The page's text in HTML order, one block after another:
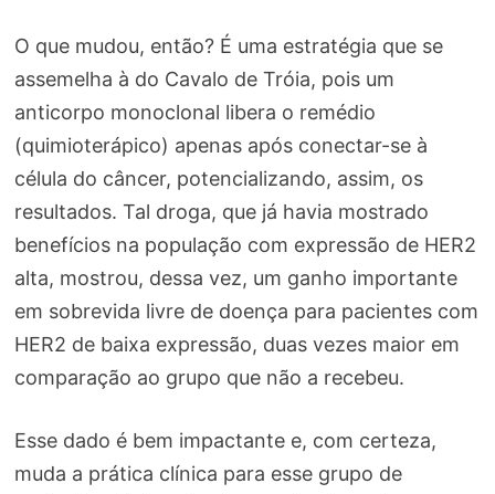
O que mudou, então? É uma estratégia que se
assemelha à do Cavalo de Tróia, pois um
anticorpo monoclonal libera o remédio
(quimioterápico) apenas após conectar-se à
célula do câncer, potencializando, assim, os
resultados. Tal droga, que já havia mostrado
benefícios na população com expressão de HER2
alta, mostrou, dessa vez, um ganho importante
em sobrevida livre de doença para pacientes com
HER2 de baixa expressão, duas vezes maior em
comparação ao grupo que não a recebeu.
Esse dado é bem impactante e, com certeza,
muda a prática clínica para esse grupo de